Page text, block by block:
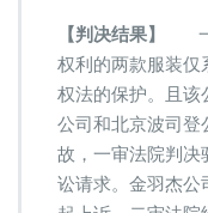
【判决结果】
一
权利的两款服装仅
权法的保护。且该
公司和北京波司登
故，一审法院判决
讼请求。金羽杰公